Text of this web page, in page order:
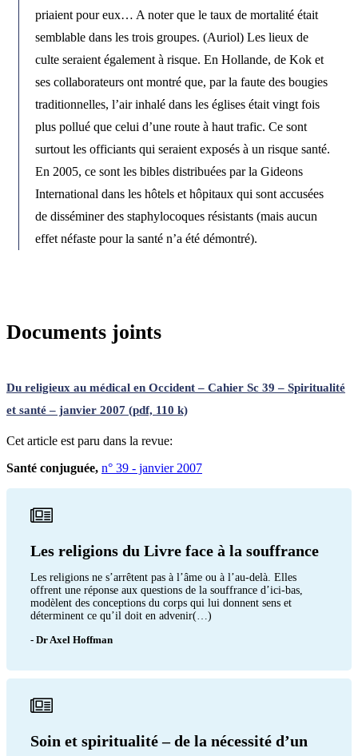
priaient pour eux… A noter que le taux de mortalité était
semblable dans les trois groupes. (Auriol) Les lieux de
culte seraient également à risque. En Hollande, de Kok et
ses collaborateurs ont montré que, par la faute des bougies
traditionnelles, l’air inhalé dans les églises était vingt fois
plus pollué que celui d’une route à haut trafic. Ce sont
surtout les officiants qui seraient exposés à un risque santé.
En 2005, ce sont les bibles distribuées par la Gideons
International dans les hôtels et hôpitaux qui sont accusées
de disséminer des staphylocoques résistants (mais aucun
effet néfaste pour la santé n’a été démontré).
Documents joints
Du religieux au médical en Occident – Cahier Sc 39 – Spiritualité
et santé – janvier 2007 (pdf, 110 k)
Cet article est paru dans la revue:
Santé conjuguée, n° 39 - janvier 2007
Les religions du Livre face à la souffrance
Les religions ne s’arrêtent pas à l’âme ou à l’au-delà. Elles
offrent une réponse aux questions de la souffrance d’ici-bas,
modèlent des conceptions du corps qui lui donnent sens et
déterminent ce qu’il doit en advenir(…)
- Dr Axel Hoffman
Soin et spiritualité – de la nécessité d’un